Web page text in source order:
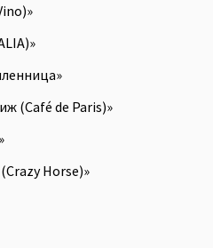
(Café de Paris)»
Horse)»